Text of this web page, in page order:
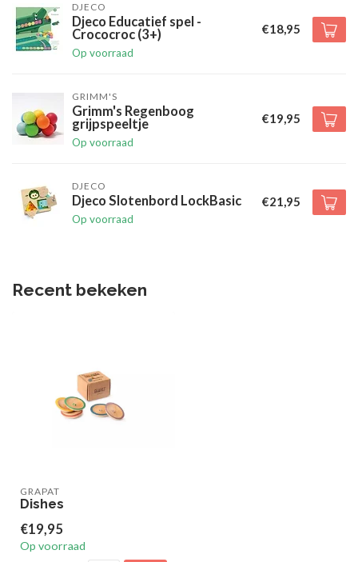
DJECO
Djeco Educatief spel -
Crococroc (3+)
Op voorraad
€18,95
GRIMM'S
Grimm's Regenboog
grijpspeeltje
Op voorraad
€19,95
DJECO
Djeco Slotenbord LockBasic
Op voorraad
€21,95
Recent bekeken
GRAPAT
Dishes
€19,95
Op voorraad